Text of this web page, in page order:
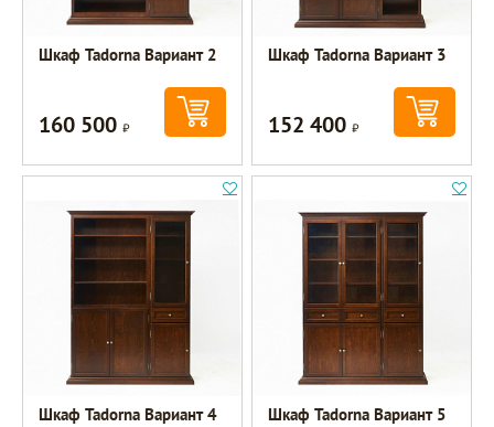
Шкаф Tadorna Вариант 2
160 500Р
Шкаф Tadorna Вариант 3
152 400Р
Шкаф Tadorna Вариант 4 Шкаф Tadorna Вариант 5